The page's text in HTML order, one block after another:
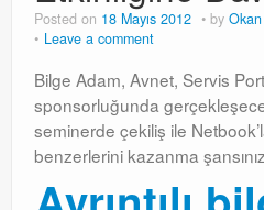
Windows Server Family
SCOM
SCOM
Orchestrator
Posted on 18 Mayıs 2012 by
Leave a comment
Bilge Adam, Avnet, Servis
sponsorluğunda
seminerde çekiliş ile
benzerlerini kazanma